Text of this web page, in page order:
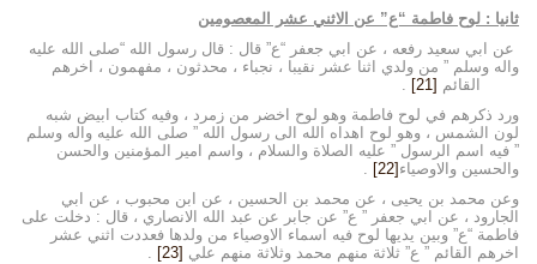
ثانيا : لوح فاطمة “ع” عن الاثني عشر المعصومين
عن ابي سعيد رفعه ، عن ابي جعفر “ع” قال : قال رسول الله “صلى الله عليه
واله وسلم ” من ولدي اثنا عشر نقيبا ، نجباء ، محدثون ، مفهمون ، اخرهم
القائم [21]
.
ورد ذكرهم في لوح فاطمة وهو لوح اخضر من زمرد ، وفيه كتاب ابيض شبه
لون الشمس ، وهو لوح اهداه الله الى رسول الله ” صلى الله عليه واله وسلم
” فيه اسم الرسول ” عليه الصلاة والسلام ، واسم امير المؤمنين والحسن
والحسين والاوصياء [22]
.
وعن محمد بن يحيى ، عن محمد بن الحسين ، عن ابن محبوب ، عن ابي
الجارود ، عن ابي جعفر ” ع” عن جابر عن عبد الله الانصاري ، قال : دخلت على
فاطمة “ع” وبين يديها لوح فيه اسماء الاوصياء من ولدها فعددت اثني عشر
اخرهم القائم ” ع” ثلاثة منهم محمد وثلاثة منهم علي [23]
.